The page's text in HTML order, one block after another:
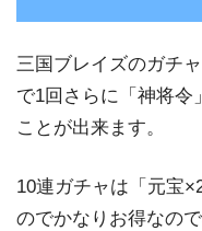
三国ブレイズのガチ
で1回さらに「神将令
ことが出来ます。
10連ガチャは「元宝
のでかなりお得なの